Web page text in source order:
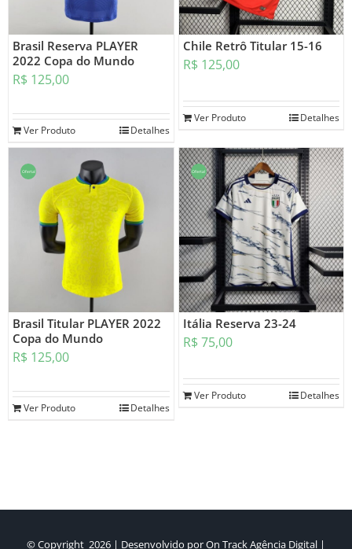
Brasil Reserva PLAYER
2022 Copa do Mundo
R$ 125,00
Ver Produto Detalhes
Chile Retrô Titular 15-16
R$ 125,00
Ver Produto Detalhes
Oferta!
Brasil Titular PLAYER 2022
Copa do Mundo
R$ 125,00
Ver Produto Detalhes
Oferta!
Itália Reserva 23-24
R$ 75,00
Ver Produto Detalhes
© Copyright 2026 | Desenvolvido porOn Track Agência Digital |